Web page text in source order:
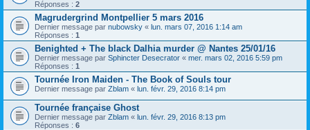
Réponses : 2
Magrudergrind Montpellier 5 mars 2016
Dernier message par nubowsky « lun. mars 07, 2016 1:14 am
Réponses : 1
Benighted + The black Dalhia murder @ Nantes 25/01/16
Dernier message par Sphincter Desecrator « mer. mars 02, 2016 5:59 pm
Réponses : 1
Tournée Iron Maiden - The Book of Souls tour
Dernier message par Zblam « lun. févr. 29, 2016 8:14 pm
Tournée française Ghost
Dernier message par Zblam « lun. févr. 29, 2016 8:13 pm
Réponses : 6